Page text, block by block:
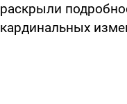
раскрыли
кардинальных